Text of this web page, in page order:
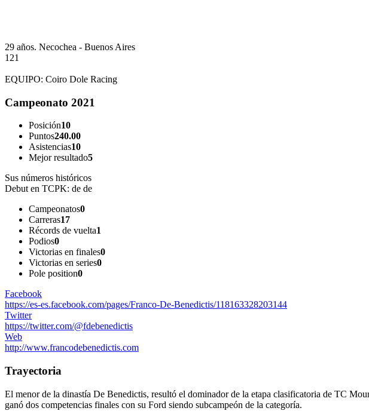
29 años. Necochea - Buenos Aires
121
EQUIPO: Coiro Dole Racing
Campeonato 2021
Posición10
Puntos240.00
Asistencias10
Mejor resultado5
Sus números históricos
Debut en TCPK: de de
Campeonatos0
Carreras17
Récords de vuelta1
Podios0
Victorias en finales0
Victorias en series0
Pole position0
Facebook
https://es-es.facebook.com/pages/Franco-De-Benedictis/118163328203144
Twitter
https://twitter.com/@fdebenedictis
Web
http://www.francodebenedictis.com
Trayectoria
El menor de la dinastía De Benedictis, resultó el dominador de la etapa clasificatoria de TC
ganó dos competencias finales con su Ford siendo subcampeón de la categoría.